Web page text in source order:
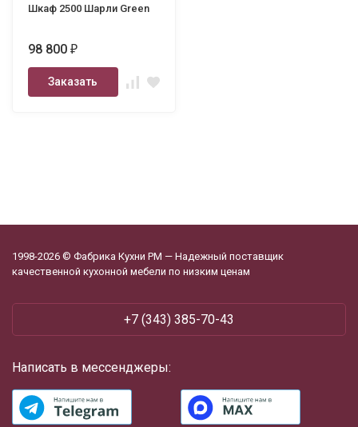
Шкаф 2500 Шарли Green
98 800₽
Заказать
1998-2026 © Фабрика Кухни РМ — Надежный поставщик
качественной кухонной мебели по низким ценам
+7 (343) 385-70-43
Написать в мессенджеры: